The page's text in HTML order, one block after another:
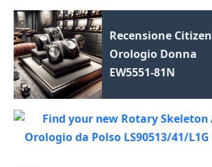
Recensione Citizen
Orologio Donna
EW5551-81N